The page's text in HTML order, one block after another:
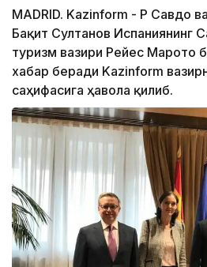
MADRID. Kazinform - ҚР Савдо
Бақит Султанов Испаниянинг
туризм вазири Рейес Марото
хабар беради Kazinform
саҳифасига ҳавола қилиб.